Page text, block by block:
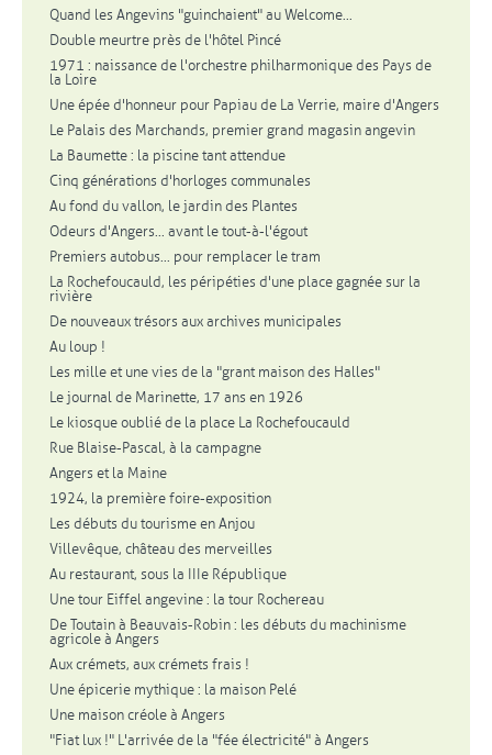
Quand les Angevins "guinchaient" au Welcome...
Double meurtre près de l'hôtel Pincé
1971 : naissance de l'orchestre philharmonique des Pays de
la Loire
Une épée d'honneur pour Papiau de La Verrie, maire d'Angers
Le Palais des Marchands, premier grand magasin angevin
La Baumette : la piscine tant attendue
Cinq générations d'horloges communales
Au fond du vallon, le jardin des Plantes
Odeurs d'Angers... avant le tout-à-l'égout
Premiers autobus... pour remplacer le tram
La Rochefoucauld, les péripéties d'une place gagnée sur la
rivière
De nouveaux trésors aux archives municipales
Au loup !
Les mille et une vies de la "grant maison des Halles"
Le journal de Marinette, 17 ans en 1926
Le kiosque oublié de la place La Rochefoucauld
Rue Blaise-Pascal, à la campagne
Angers et la Maine
1924, la première foire-exposition
Les débuts du tourisme en Anjou
Villevêque, château des merveilles
Au restaurant, sous la IIIe République
Une tour Eiffel angevine : la tour Rochereau
De Toutain à Beauvais-Robin : les débuts du machinisme
agricole à Angers
Aux crémets, aux crémets frais !
Une épicerie mythique : la maison Pelé
Une maison créole à Angers
"Fiat lux !" L'arrivée de la "fée électricité" à Angers